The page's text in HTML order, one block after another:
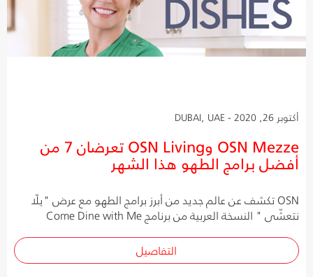
أكتوبر 26, 2020 - DUBAI, UAE
OSN Mezze وOSN Living تعرضان 7 من
أفضل برامج الطهو هذا الشهر
OSN تكشف عن عالم جديد من أبرز برامج الطهو مع عرض "يلّا
نتعشّى " النسخة العربية من برنامج Come Dine with Me
التفاصيل